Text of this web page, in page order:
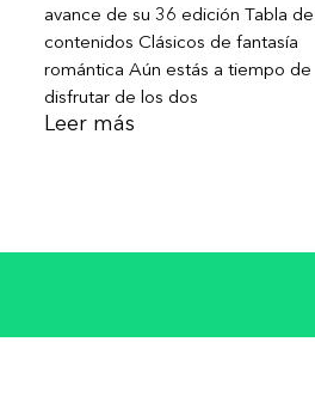
avance de su 36 edición Tabla de
contenidos Clásicos de fantasía
romántica Aún estás a tiempo de
disfrutar de los dos
Leer más